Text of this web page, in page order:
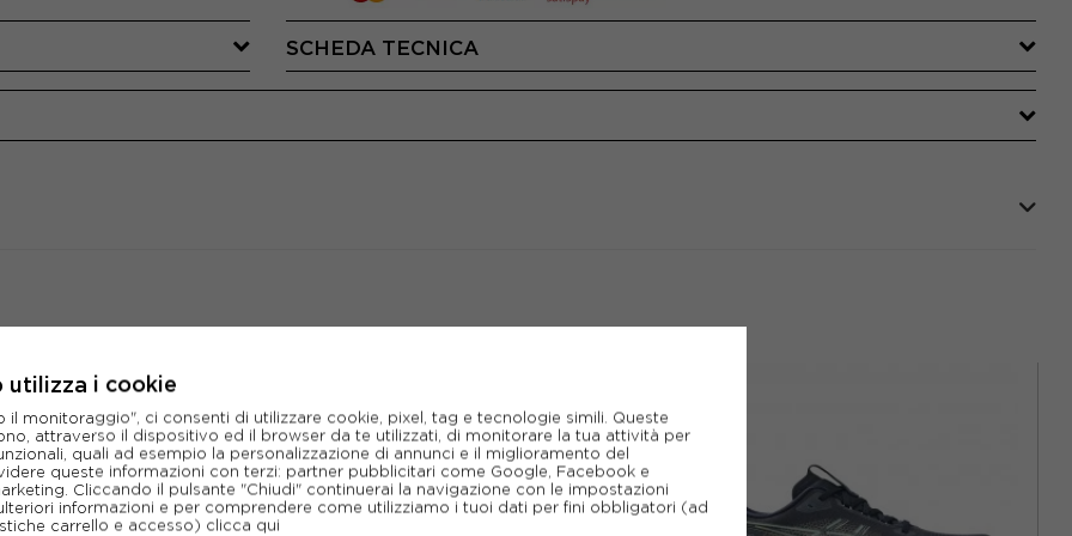
SCHEDA TECNICA
CONSIGLIATI DA NOI
utilizza i cookie
il monitoraggio", ci consenti di utilizzare cookie, pixel, tag e tecnologie simili. Queste
attraverso il dispositivo ed il browser da te utilizzati, di monitorare la tua attività per
quali ad esempio la personalizzazione di annunci e il miglioramento del
queste informazioni con terzi: partner pubblicitari come Google, Facebook e
Cliccando il pulsante "Chiudi" continuerai la navigazione con le impostazioni
informazioni e per comprendere come utilizziamo i tuoi dati per fini obbligatori (ad
carrello e accesso) clicca qui